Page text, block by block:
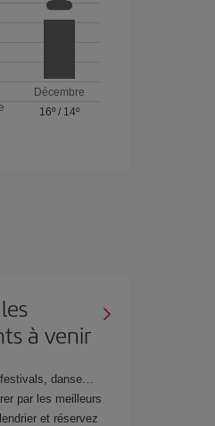
Décembre
16º / 14º
à venir
danse…
par les meilleurs
et réservez